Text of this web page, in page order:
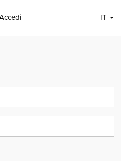
Accedi IT